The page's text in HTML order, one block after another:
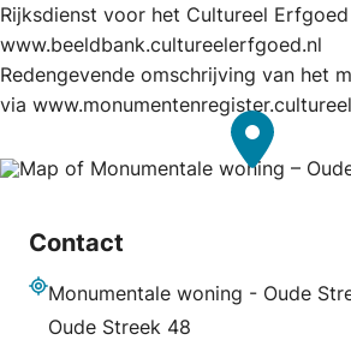
Rijksdienst voor het Cultureel
www.beeldbank.cultureelerfgoed.nl
Redengevende omschrijving van het
via
Contact
Monumentale woning - Oude
Oude Streek 48